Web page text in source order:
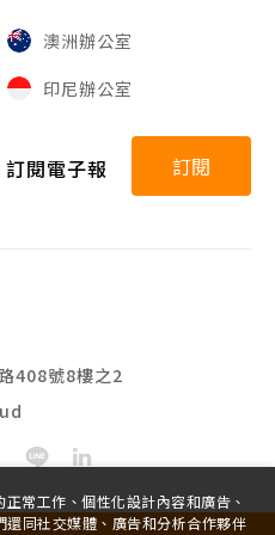
澳洲辦公室
印尼辦公室
訂閱電子報 訂閱
408號8樓之2
常工作、個性化設計內容和廣告、
同社交媒體、廣告和分析合作夥伴